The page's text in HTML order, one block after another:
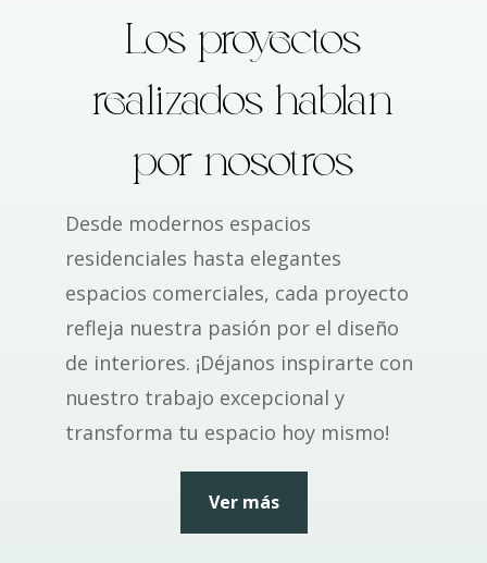
Los proyectos
realizados hablan
por nosotros
Desde modernos espacios
residenciales hasta elegantes
espacios comerciales, cada proyecto
refleja nuestra pasión por el diseño
de interiores. ¡Déjanos inspirarte con
nuestro trabajo excepcional y
transforma tu espacio hoy mismo!
Ver más